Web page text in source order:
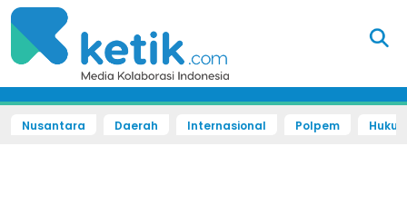
Nusantara Daerah Internasional Polpem